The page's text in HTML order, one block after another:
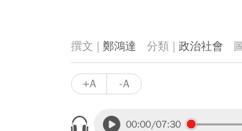
鄭鴻達 政治社會
+A -A
00:00/07:30